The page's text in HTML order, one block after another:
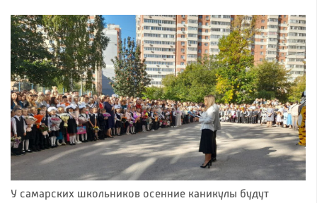
У самарских школьников осенние каникулы будут